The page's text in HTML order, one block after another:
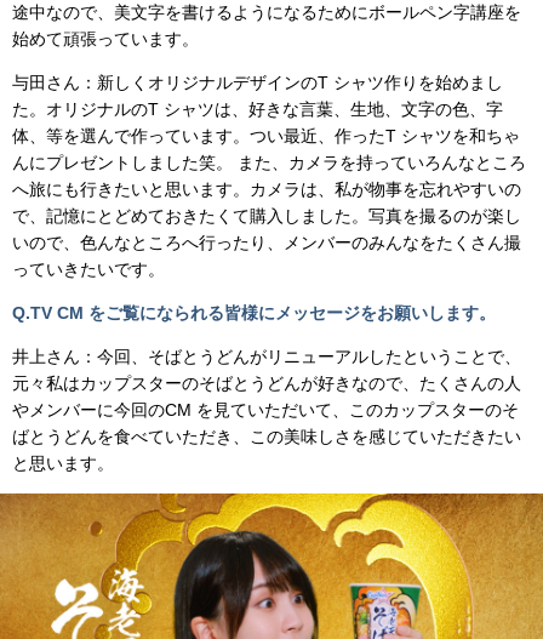
途中なので、美文字を書けるようになるためにボールペン字講座を
始めて頑張っています。
与田さん：新しくオリジナルデザインのT シャツ作りを始めまし
た。オリジナルのT シャツは、好きな言葉、生地、文字の色、字
体、等を選んで作っています。つい最近、作ったT シャツを和ちゃ
んにプレゼントしました笑。 また、カメラを持っていろんなところ
へ旅にも行きたいと思います。カメラは、私が物事を忘れやすいの
で、記憶にとどめておきたくて購入しました。写真を撮るのが楽し
いので、色んなところへ行ったり、メンバーのみんなをたくさん撮
っていきたいです。
Q.TV CM をご覧になられる皆様にメッセージをお願いします。
井上さん：今回、そばとうどんがリニューアルしたということで、
元々私はカップスターのそばとうどんが好きなので、たくさんの人
やメンバーに今回のCM を見ていただいて、このカップスターのそ
ばとうどんを食べていただき、この美味しさを感じていただきたい
と思います。